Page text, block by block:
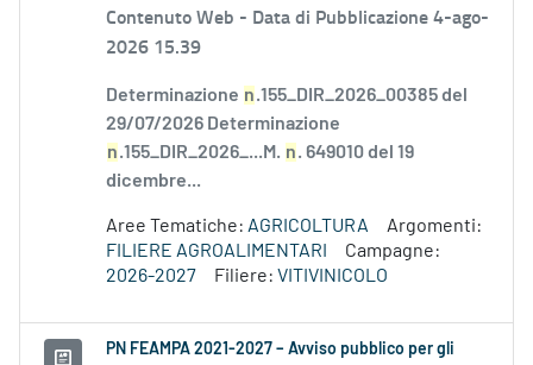
Contenuto Web - Data di Pubblicazione 4-ago-
2026 15.39
Determinazione n.155_DIR_2026_00385 del
29/07/2026 Determinazione
n.155_DIR_2026_...M. n. 649010 del 19
dicembre...
Aree Tematiche: AGRICOLTURA
Argomenti:
FILIERE AGROALIMENTARI
Campagne:
2026-2027
Filiere: VITIVINICOLO
PN FEAMPA 2021-2027 – Avviso pubblico per gli